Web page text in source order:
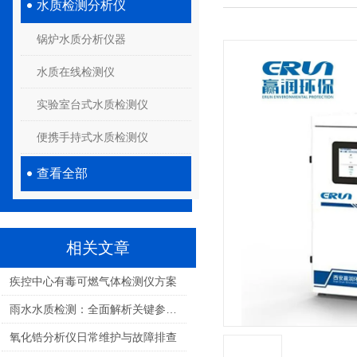
水质检测分析仪
锅炉水质分析仪器
水质在线检测仪
实验室台式水质检测仪
便携手持式水质检测仪
查看全部
相关文章
疾控中心有毒可燃气体检测仪方案
氧化锆分析仪日常维护与故障排查